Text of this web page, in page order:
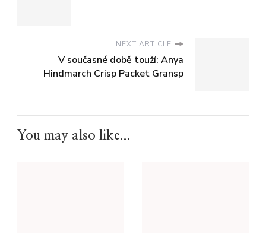
NEXT ARTICLE
V současné době touží: Anya
Hindmarch Crisp Packet Gransp
You may also like...